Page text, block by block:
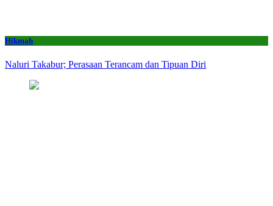
Hikmah
Naluri Takabur; Perasaan Terancam dan Tipuan Diri